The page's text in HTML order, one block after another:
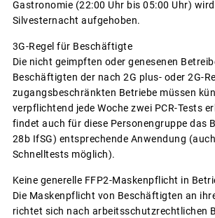
Gastronomie (22:00 Uhr bis 05:00 Uhr)
Silvesternacht aufgehoben.
3G-Regel für Beschäftigte
Die nicht geimpften oder genesenen
Beschäftigten der nach 2G plus- oder 2G-
zugangsbeschränkten Betriebe müssen
verpflichtend jede Woche zwei PCR-Tests
findet auch für diese Personengruppe das
28b IfSG) entsprechende Anwendung
Schnelltests möglich).
Keine generelle FFP2-Maskenpflicht in
Die Maskenpflicht von Beschäftigten an
richtet sich nach arbeitsschutzrechtlichen